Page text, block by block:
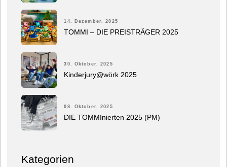
14. Dezember. 2025
TOMMI – DIE PREISTRÄGER 2025
30. Oktober. 2025
Kinderjury@wörk 2025
08. Oktober. 2025
DIE TOMMInierten 2025 (PM)
Kategorien